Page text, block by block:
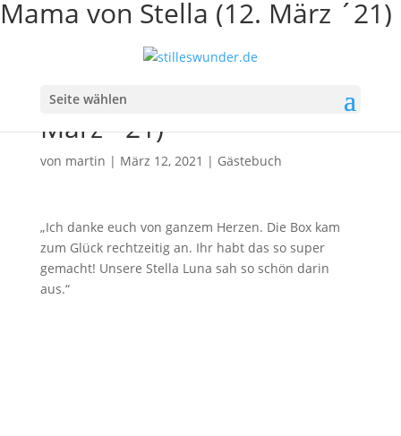
Seite wählen
Mama von Stella (12. März ´21)
Mama von Stella (12.
März ´21)
von martin | März 12, 2021 | Gästebuch
„Ich danke euch von ganzem Herzen. Die Box kam
zum Glück rechtzeitig an. Ihr habt das so super
gemacht! Unsere Stella Luna sah so schön darin
aus.“